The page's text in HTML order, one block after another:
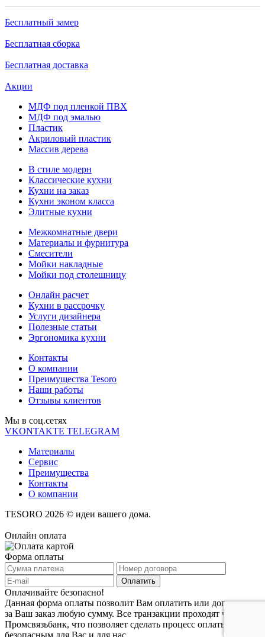
Бесплатный замер
Бесплатная сборка
Бесплатная доставка
Акции
МДФ под пленкой ПВХ
МДФ под эмалью
Пластик
Акриловый пластик
Массив дерева
В стиле модерн
Классические кухни
Кухни на заказ
Кухни эконом класса
Элитные кухни
Межкомнатные двери
Материалы и фурнитура
Смесители
Мойки накладные
Мойки под столешницу
Онлайн расчет
Кухни в рассрочку
Услуги дизайнера
Полезные статьи
Эргономика кухни
Контакты
О компании
Преимущества Tesoro
Наши работы
Отзывы клиентов
Мы в соц.cетях
VKONTAKTE TELEGRAM
Материалы
Сервис
Преимущества
Контакты
О компании
TESORO 2026 © идеи вашего дома.
Онлайн оплата
Форма оплаты
Оплачивайте безопасно!
Данная форма оплаты позволит Вам оплатить или доплатить
за Ваш заказ любую сумму. Все транзакции проходят через
Промсвязьбанк, что позволяет сделать процесс оплаты заказа
безопасным для Вас и для нас.